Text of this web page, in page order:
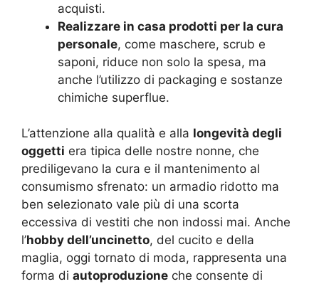
acquisti.
Realizzare in casa prodotti per la cura
personale, come maschere, scrub e
saponi, riduce non solo la spesa, ma
anche l’utilizzo di packaging e sostanze
chimiche superflue.
L’attenzione alla qualità e alla longevità degli
oggetti era tipica delle nostre nonne, che
prediligevano la cura e il mantenimento al
consumismo sfrenato: un armadio ridotto ma
ben selezionato vale più di una scorta
eccessiva di vestiti che non indossi mai. Anche
l’hobby dell’uncinetto, del cucito e della
maglia, oggi tornato di moda, rappresenta una
forma di autoproduzione che consente di